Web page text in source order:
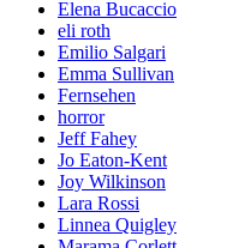
Elena Bucaccio
eli roth
Emilio Salgari
Emma Sullivan
Fernsehen
horror
Jeff Fahey
Jo Eaton-Kent
Joy Wilkinson
Lara Rossi
Linnea Quigley